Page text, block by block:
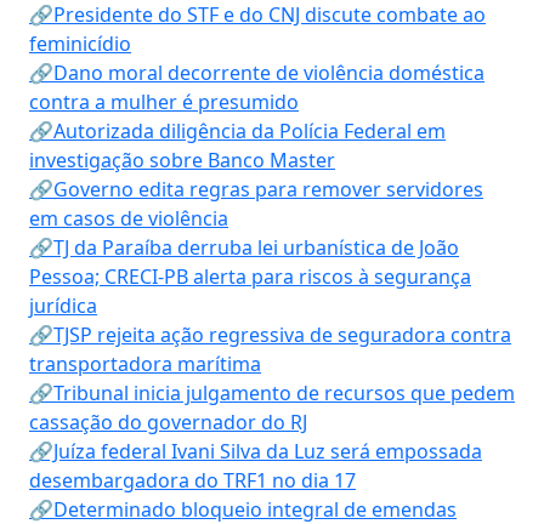
🔗Presidente do STF e do CNJ discute combate ao
feminicídio
🔗Dano moral decorrente de violência doméstica
contra a mulher é presumido
🔗Autorizada diligência da Polícia Federal em
investigação sobre Banco Master
🔗Governo edita regras para remover servidores
em casos de violência
🔗TJ da Paraíba derruba lei urbanística de João
Pessoa; CRECI-PB alerta para riscos à segurança
jurídica
🔗TJSP rejeita ação regressiva de seguradora contra
transportadora marítima
🔗Tribunal inicia julgamento de recursos que pedem
cassação do governador do RJ
🔗Juíza federal Ivani Silva da Luz será empossada
desembargadora do TRF1 no dia 17
🔗Determinado bloqueio integral de emendas